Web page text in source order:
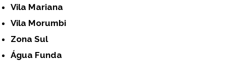
Vila Mariana
Vila Morumbi
Zona Sul
Água Funda